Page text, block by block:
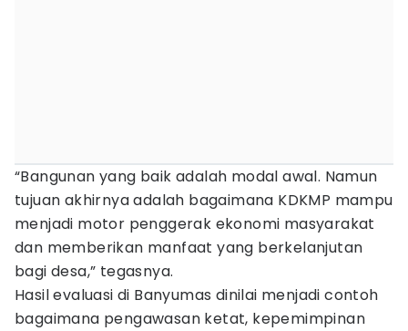
“Bangunan yang baik adalah modal awal. Namun
tujuan akhirnya adalah bagaimana KDKMP mampu
menjadi motor penggerak ekonomi masyarakat
dan memberikan manfaat yang berkelanjutan
bagi desa,” tegasnya.
Hasil evaluasi di Banyumas dinilai menjadi contoh
bagaimana pengawasan ketat, kepemimpinan